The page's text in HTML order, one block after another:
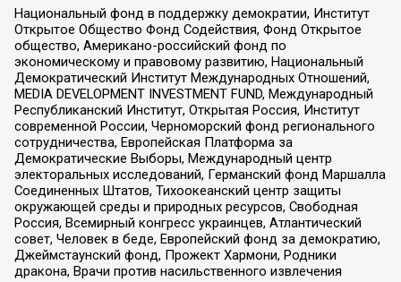
Национальный фонд в поддержку демократии, Институт
Открытое Общество Фонд Содействия, Фонд Открытое
общество, Американо-российский фонд по
экономическому и правовому развитию, Национальный
Демократический Институт Международных Отношений,
MEDIA DEVELOPMENT INVESTMENT FUND, Международный
Республиканский Институт, Открытая Россия, Институт
современной России, Черноморский фонд регионального
сотрудничества, Европейская Платформа за
Демократические Выборы, Международный центр
электоральных исследований, Германский фонд Маршалла
Соединенных Штатов, Тихоокеанский центр защиты
окружающей среды и природных ресурсов, Свободная
Россия, Всемирный конгресс украинцев, Атлантический
совет, Человек в беде, Европейский фонд за демократию,
Джеймстаунский фонд, Прожект Хармони, Родники
дракона, Врачи против насильственного извлечения